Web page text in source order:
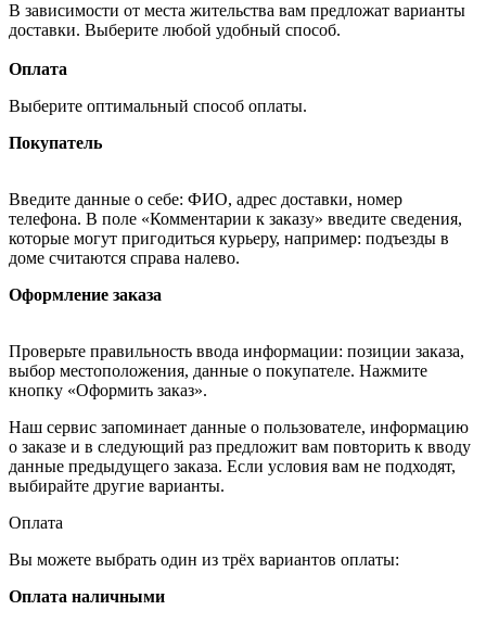
В зависимости от места жительства вам предложат варианты
доставки. Выберите любой удобный способ.
Оплата
Выберите оптимальный способ оплаты.
Покупатель
Введите данные о себе: ФИО, адрес доставки, номер
телефона. В поле «Комментарии к заказу» введите сведения,
которые могут пригодиться курьеру, например: подъезды в
доме считаются справа налево.
Оформление заказа
Проверьте правильность ввода информации: позиции заказа,
выбор местоположения, данные о покупателе. Нажмите
кнопку «Оформить заказ».
Наш сервис запоминает данные о пользователе, информацию
о заказе и в следующий раз предложит вам повторить к вводу
данные предыдущего заказа. Если условия вам не подходят,
выбирайте другие варианты.
Оплата
Вы можете выбрать один из трёх вариантов оплаты:
Оплата наличными